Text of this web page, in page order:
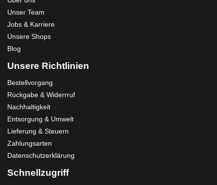
Unser Team
Jobs & Karriere
Unsere Shops
Blog
Unsere Richtlinien
Bestellvorgang
Rückgabe & Widerrruf
Nachhaltigkeit
Entsorgung & Umwelt
Lieferung & Steuern
Zahlungsarten
Datenschutzerklärung
Schnellzugriff